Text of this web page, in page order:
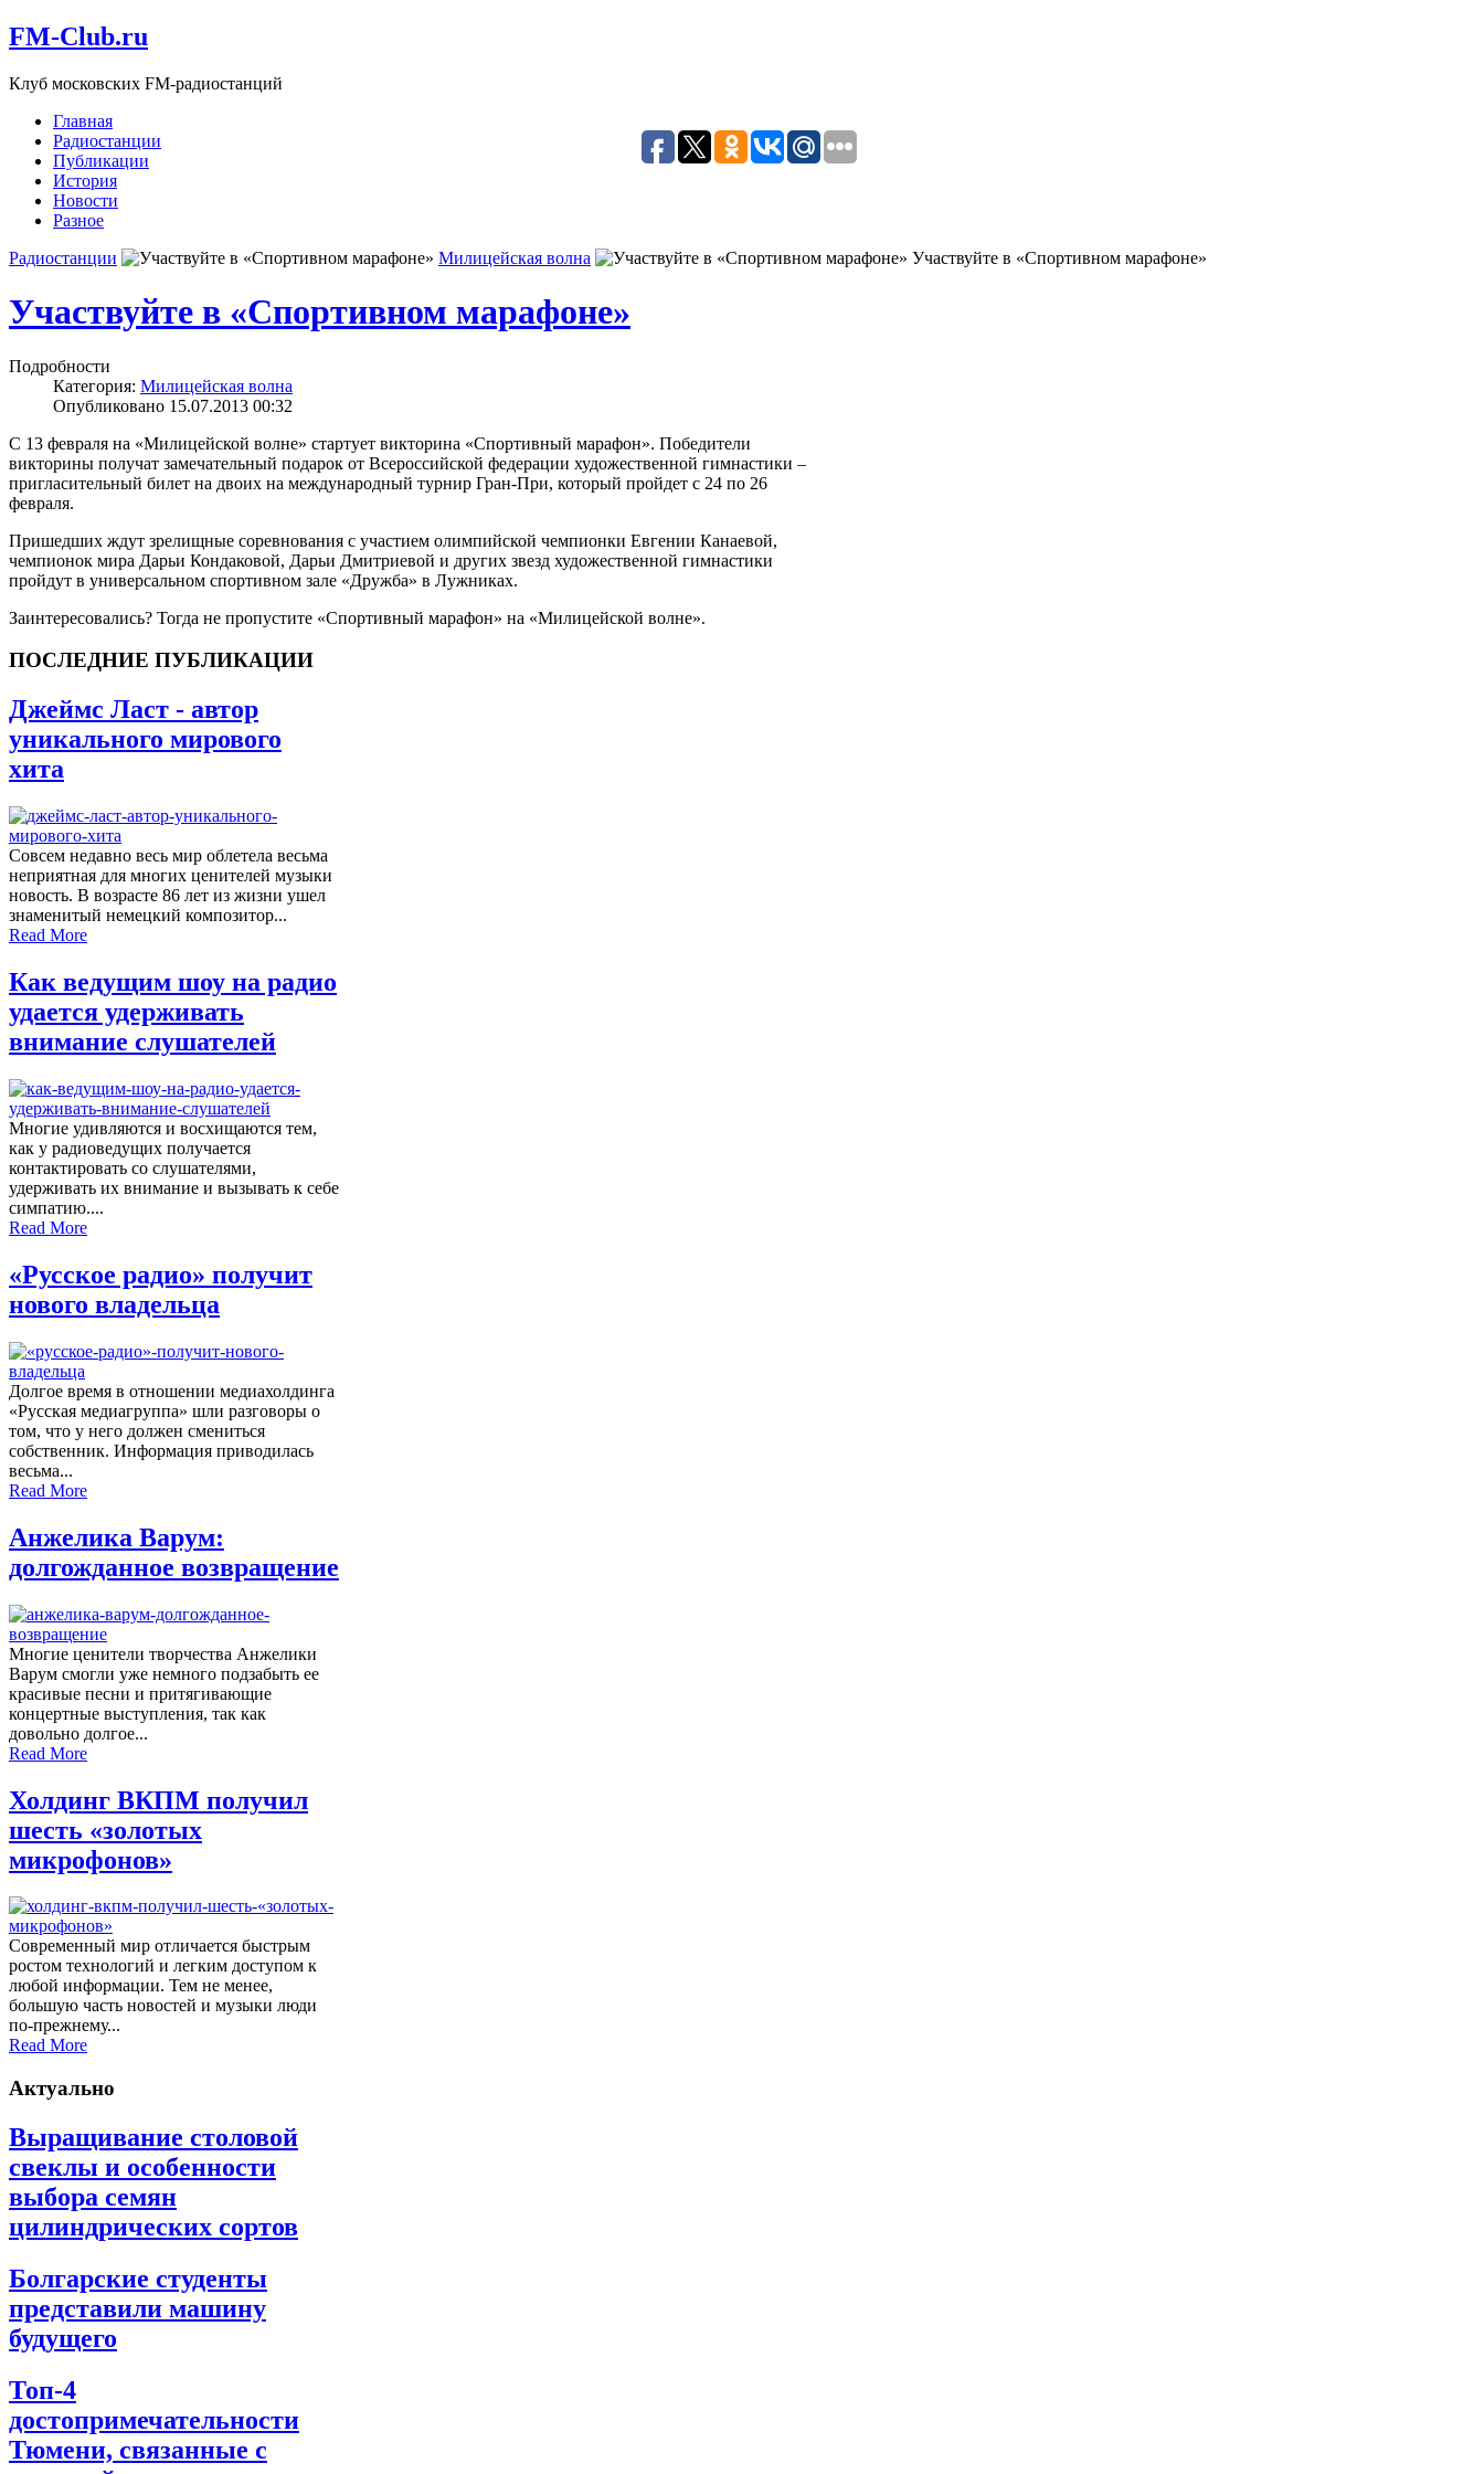
FM-Club.ru
Клуб московских FM-радиостанций
Главная
Радиостанции
Публикации
История
Новости
Разное
Радиостанции
Милицейская волна Участвуйте в «Спортивном марафоне»
Участвуйте в «Спортивном марафоне»
Подробности
Категория: Милицейская волна
Опубликовано 15.07.2013 00:32
С 13 февраля на «Милицейской волне» стартует викторина «Спортивный марафон». Победители
викторины получат замечательный подарок от Всероссийской федерации художественной гимнастики –
пригласительный билет на двоих на международный турнир Гран-При, который пройдет с 24 по 26
февраля.
Пришедших ждут зрелищные соревнования с участием олимпийской чемпионки Евгении Канаевой,
чемпионок мира Дарьи Кондаковой, Дарьи Дмитриевой и других звезд художественной гимнастики
пройдут в универсальном спортивном зале «Дружба» в Лужниках.
Заинтересовались? Тогда не пропустите «Спортивный марафон» на «Милицейской волне».
ПОСЛЕДНИЕ ПУБЛИКАЦИИ
Джеймс Ласт - автор
уникального мирового
хита
Совсем недавно весь мир облетела весьма
неприятная для многих ценителей музыки
новость. В возрасте 86 лет из жизни ушел
знаменитый немецкий композитор...
Read More
Как ведущим шоу на радио
удается удерживать
внимание слушателей
Многие удивляются и восхищаются тем,
как у радиоведущих получается
контактировать со слушателями,
удерживать их внимание и вызывать к себе
симпатию....
Read More
«Русское радио» получит
нового владельца
Долгое время в отношении медиахолдинга
«Русская медиагруппа» шли разговоры о
том, что у него должен смениться
собственник. Информация приводилась
весьма...
Read More
Анжелика Варум:
долгожданное возвращение
Многие ценители творчества Анжелики
Варум смогли уже немного подзабыть ее
красивые песни и притягивающие
концертные выступления, так как
довольно долгое...
Read More
Холдинг ВКПМ получил
шесть «золотых
микрофонов»
Современный мир отличается быстрым
ростом технологий и легким доступом к
любой информации. Тем не менее,
большую часть новостей и музыки люди
по-прежнему...
Read More
Актуально
Выращивание столовой
свеклы и особенности
выбора семян
цилиндрических сортов
Болгарские студенты
представили машину
будущего
Топ-4
достопримечательности
Тюмени, связанные с